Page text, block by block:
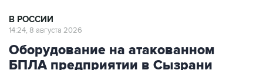
Оборудование на атакованном
БПЛА предприятии в Сызрани
запустят в кратчайшие сроки